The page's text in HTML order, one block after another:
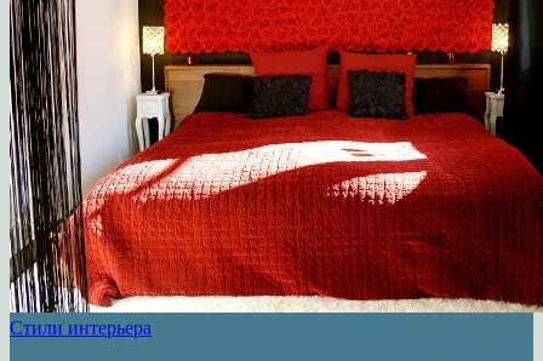
Стили интерьера